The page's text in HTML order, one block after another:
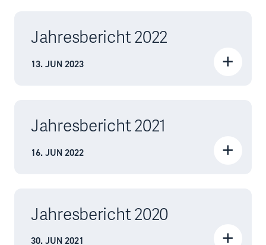
Jahresbericht 2022
13. JUN 2023
Jahresbericht 2021
16. JUN 2022
Jahresbericht 2020
30. JUN 2021